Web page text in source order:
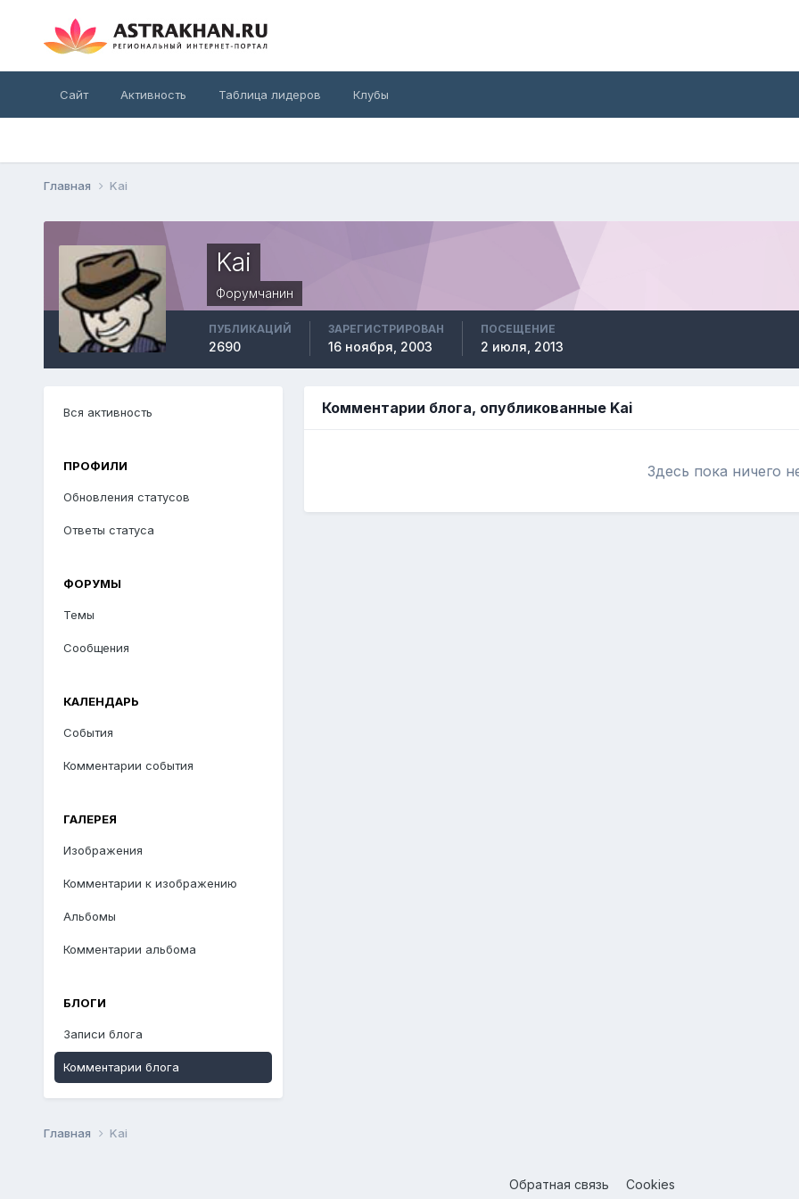
Сайт Активность Таблица лидеров Клубы
Главная Kai
Kai
Форумчанин
ПУБЛИКАЦИЙ
2690
ЗАРЕГИСТРИРОВАН
16 ноября, 2003
ПОСЕЩЕНИЕ
2 июля, 2013
Вся активность
ПРОФИЛИ
Обновления статусов
Ответы статуса
ФОРУМЫ
Темы
Сообщения
КАЛЕНДАРЬ
События
Комментарии события
ГАЛЕРЕЯ
Изображения
Комментарии к изображению
Альбомы
Комментарии альбома
БЛОГИ
Записи блога
Комментарии блога
Комментарии блога, опубликованные Kai
Здесь пока ничего
Главная Kai
Обратная связь Cookies